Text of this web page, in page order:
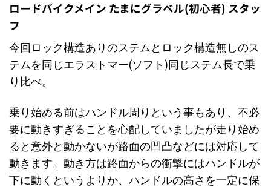
ロードバイクメイン たまにグラベル(初心者) スタッ
フ
今回ロック構造ありのステムとロック構造無しのス
テムを同じエラストマー(ソフト)同じステム長で乗
り比べ。
乗り始める前はハンドル周りという事もあり、不必
要に動きすぎることを心配していましたが走り始め
ると意外と動かないが路面の凹凸などには対応して
動きます。動き方は路面からの衝撃にはハンドルが
下に動くというよりか、ハンドルの高さを一定に保